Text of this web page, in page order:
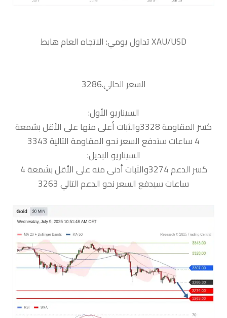
السعر الحالي.3286
السيناريو الأول:
كسر المقاومة 3328والثبات أعلى منها على الأقل بشمعة
4 ساعات ستدفع السعر نحو المقاومة التالية 3343
السيناريو البديل:
كسر الدعم 3274والثبات أدنى منه على الأقل بشمعة 4
ساعات سيدفع السعر نحو الدعم التالي 3263